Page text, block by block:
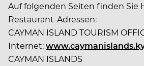
Auf folgenden Seiten finden Sie
Restaurant-Adressen:
CAYMAN ISLAND TOURISM
Internet:
CAYMAN ISLANDS